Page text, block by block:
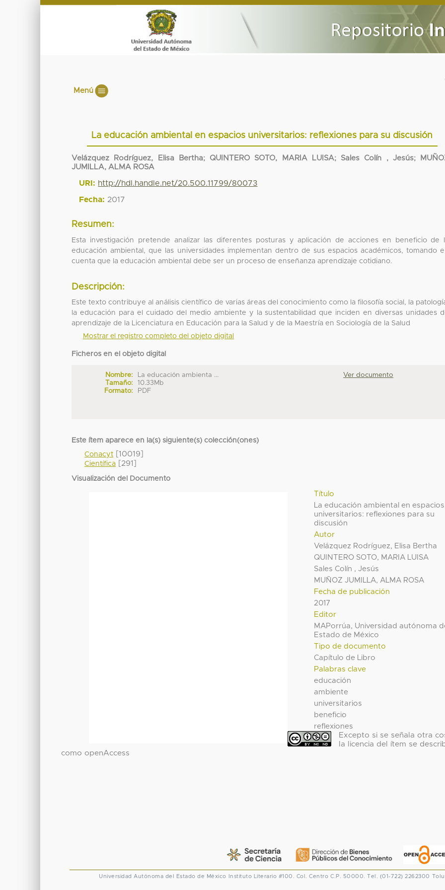
Menú
La educación ambiental en espacios universitarios: reflexiones para su discusión
Velázquez Rodríguez, Elisa Bertha; QUINTERO SOTO, MARIA LUISA; Sales Colín , Jesús;
JUMILLA, ALMA ROSA
URI: http://hdl.handle.net/20.500.11799/80073
Fecha: 2017
Resumen:
Esta investigación pretende analizar las diferentes posturas y aplicación de acciones en beneficio de
educación ambiental, que las universidades implementan dentro de sus espacios académicos, tomando
cuenta que la educación ambiental debe ser un proceso de enseñanza aprendizaje cotidiano.
Descripción:
Este texto contribuye al análisis científico de varias áreas del conocimiento como la filosofía social, la
la educación para el cuidado del medio ambiente y la sustentabilidad que inciden en diversas unidades
aprendizaje de la Licenciatura en Educación para la Salud y de la Maestría en Sociología de la Salud
Mostrar el registro completo del objeto digital
Ficheros en el objeto digital
Nombre:
La educación ambienta ...
Tamaño:
10.33Mb
Formato:
PDF
Ver documento
Este ítem aparece en la(s) siguiente(s) colección(ones)
Conacyt [10019]
Científica [291]
Visualización del Documento
Título
La educación ambiental en espacios
universitarios: reflexiones para su
discusión
Autor
Velázquez Rodríguez, Elisa Bertha
QUINTERO SOTO, MARIA LUISA
Sales Colín , Jesús
MUÑOZ JUMILLA, ALMA ROSA
Fecha de publicación
2017
Editor
MAPorrúa, Universidad autónoma
Estado de México
Tipo de documento
Capítulo de Libro
Palabras clave
educación
ambiente
universitarios
beneficio
reflexiones
Excepto si se señala otra
la licencia del ítem se
como openAccess
Universidad Autónoma del Estado de México Instituto Literario #100. Col. Centro C.P. 50000. Tel. (01-722) 2262300